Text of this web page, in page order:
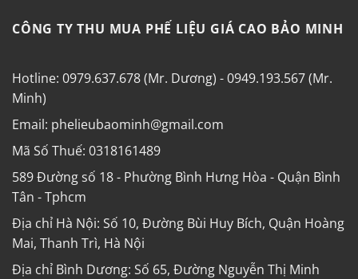
CÔNG TY THU MUA PHẾ LIỆU GIÁ CAO BẢO MINH
Hotline: 0979.637.678 (Mr. Dương) - 0949.193.567 (Mr.
Minh)
Email: phelieubaominh@gmail.com
Mã Số Thuế: 0318161489
589 Đường số 18 - Phường Bình Hưng Hòa - Quận Bình
Tân - Tphcm
Địa chỉ Hà Nội: Số 10, Đường Bùi Huy Bích, Quận Hoàng
Mai, Thanh Trì, Hà Nội
Địa chỉ Bình Dương: Số 65, Đường Nguyễn Thị Minh